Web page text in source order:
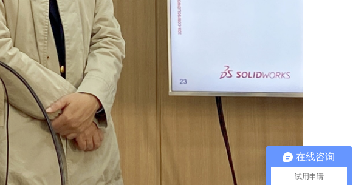
在线咨询
试用申请